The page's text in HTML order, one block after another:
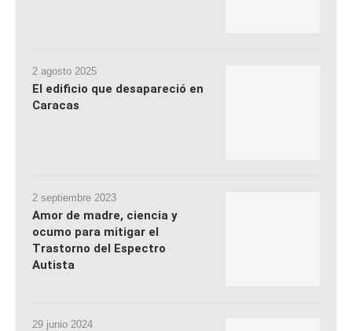
2 agosto 2025
El edificio que desapareció en
Caracas
2 septiembre 2023
Amor de madre, ciencia y
ocumo para mitigar el
Trastorno del Espectro
Autista
29 junio 2024